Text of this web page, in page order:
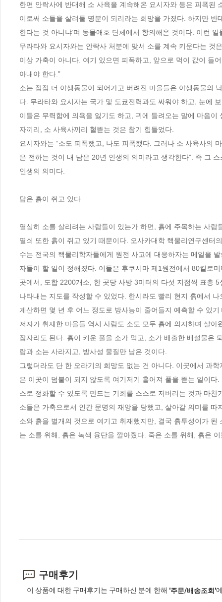
한편 안락사에 반대해 소 사육을 계속해온 요시자와 등은 피폭된
이로써 소들을 살려둘 명분이 되리라는 희망을 가졌다. 하지만
한다는 것 아니냐’며 동물애호 단체에서 항의해온 것이다. 이런
무라타와 요시자와는 안락사 처분에 맞서 소를 계속 키운다는 것
이상 가축이 아니다. 여기 있으면 피폭하고, 앞으로 먹이 값이 들
아내야 한다.”
소는 점점 더 야생동물이 되어가고 버려진 마을들은 야생동물의
다. 무라타와 요시자는 국가 및 도쿄전력과도 싸워야 하고, 눈에
이들은 무력함에 의욕을 잃기도 하고, 귀에 들려오는 말에 마음
자끼리, 소 사육사끼리 헐뜯는 것은 참기 힘들었다.
요시자와는 “소도 피폭했고, 나도 피폭했다. 그러나 소 사육사의
은 전하는 것이 내 남은 20년 인생의 의미라고 생각한다”. 즉 그
인생의 의미다.
답은 흙이 쥐고 있다
열심히 소를 살리려는 사람들이 있는가 하면, 흙에 주목하는 사
열쇠 또한 흙이 쥐고 있기 때문이다. 오사카대학 핵물리연구센
수는 전국의 핵물리학자들에게 원전 사고에 대응하자는 메일을
자들이 할 일이 정해졌다. 이들은 후쿠시마 제1원전에서 80킬로
곳에서, 도합 2200개소, 한 곳당 사방 3미터의 다섯 지점씩 표층
나타내는 지도를 작성할 수 있었다. 한시라도 빨리 현지 흙에서
계산하면 몇 년 후 어느 정도로 방사능이 줄어들지 예측할 수 있
저자가 취재한 마을들 역시 사람도 소도 모두 흙에 의지하며 살
잠자리도 된다. 흙이 키운 풀을 소가 먹고, 소가 배출한 배설물은
람과 소는 사라지고, 방사성 물질만 남은 것이다.
그렇더라도 단 한 오라기의 희망도 없는 건 아니다. 이곳에서 과
은 이곳이 덤불이 되지 않도록 여기저기 흩어져 풀을 뜯는 일이
스로 정화할 수 있도록 만드는 기회를 스스로 저버리는 것과 마찬
소들은 가축으로서 인간 문명의 재앙을 당했고, 살아갈 의미를
소와 흙을 별개의 것으로 여기고 취재했지만, 결국 흙투성이가 된
는 소를 위해, 흙은 녹색 융단을 깔아줬다. 죽은 소를 위해, 흙은
구매후기
이 상품에 대한 구매후기는 구매하신 분에 한해 '주문/배송조회'